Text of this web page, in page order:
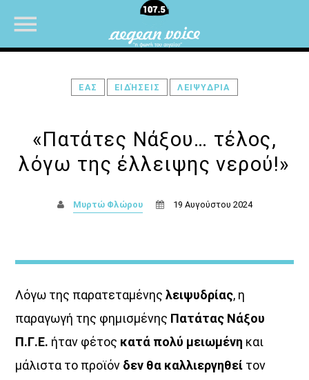
ΕΑΣ ΕΙΔΉΣΕΙΣ ΛΕΙΨΥΔΡΙΑ
«Πατάτες Νάξου… τέλος,
λόγω της έλλειψης νερού!»
Μυρτώ Φλώρου 19 Αυγούστου 2024
Λόγω της παρατεταμένηςλειψυδρίας, η
παραγωγή της φημισμένης Πατάτας Νάξου
Π.Γ.Ε. ήταν φέτος κατά πολύ μειωμένη και
μάλιστα το προϊόν δεν θα καλλιεργηθεί τον